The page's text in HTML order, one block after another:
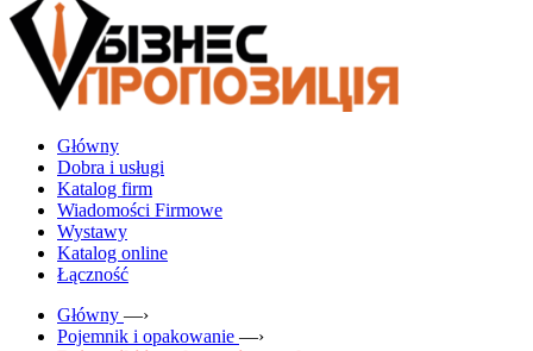
Główny
Dobra i usługi
Katalog firm
Wiadomości Firmowe
Wystawy
Katalog online
Łączność
Główny —›
Pojemnik i opakowanie —›